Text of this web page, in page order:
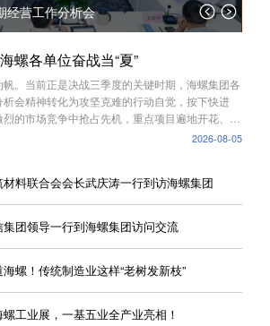
经营工作分析会
螺各单位奋战当“夏”
。当前正是决战三季度的关键时期，海螺集团各
会精神转化为攻坚克难的行动自觉，按下快进
的市场竞争中抢占先机，重点项目遍地开花、创
2026-08-05
料联合会会长武庆涛一行到访海螺集团
团领导一行到海螺集团访问交流
螺！传统制造业这样“老树发新枝”
工业展，一基五业全产业亮相！